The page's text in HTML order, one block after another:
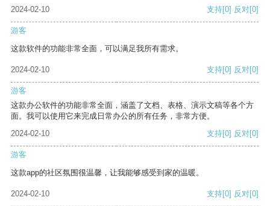
2024-02-10 支持[0] 反对[0]
游客
这款软件的功能非常全面，可以满足我所有需求。
2024-02-10 支持[0] 反对[0]
游客
这款办公软件的功能非常全面，涵盖了文档、表格、演示文稿等各个方
面。我可以使用它来完成日常办公的所有任务，非常方便。
2024-02-10
支持[0] 反对[0]
游客
这款app的社区氛围很温馨，让我能够感受到家的温暖。
2024-02-10 支持[0] 反对[0]